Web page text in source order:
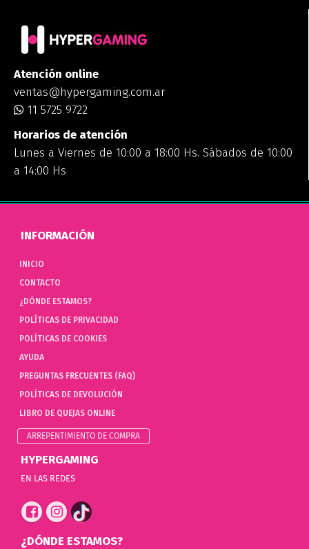
Atención online
ventas@hypergaming.com.ar
11 5725 9722
Horarios de atención
Lunes a Viernes de 10:00 a 18:00 Hs. Sábados de 10:00
a 14:00 Hs
INFORMACIÓN
INICIO
CONTACTO
¿DÓNDE ESTAMOS?
POLÍTICAS DE PRIVACIDAD
POLÍTICAS DE COOKIES
AYUDA
PREGUNTAS FRECUENTES (FAQ)
POLÍTICAS DE DEVOLUCIÓN
LIBRO DE QUEJAS ONLINE
ARREPENTIMIENTO DE COMPRA
HYPERGAMING
EN LAS REDES
¿DÓNDE ESTAMOS?